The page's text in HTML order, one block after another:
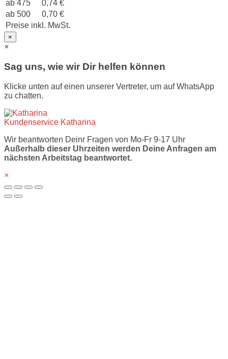
Preise inkl. MwSt.
ab 475
0,74 €
ab 500
0,70 €
×
×
Sag uns, wie wir Dir helfen können
Klicke unten auf einen unserer Vertreter, um auf WhatsApp
zu chatten.
Kundenservice Katharina
Wir beantworten Deinr Fragen von Mo-Fr 9-17 Uhr
Außerhalb dieser Uhrzeiten werden Deine Anfragen am
nächsten Arbeitstag beantwortet.
×